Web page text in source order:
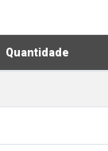
Quantidade